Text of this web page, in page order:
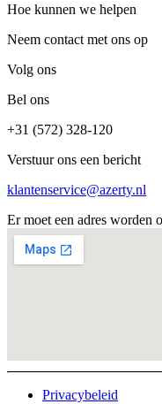
Hoe kunnen we helpen
Neem contact met ons op
Volg ons
Bel ons
+31 (572) 328-120
Verstuur ons een bericht
klantenservice@azerty.nl
Er moet een adres worden
Privacybeleid